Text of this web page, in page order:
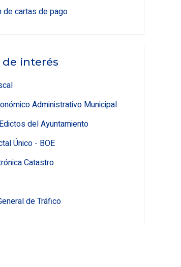
de cartas de pago
de interés
Administrativo Municipal
del Ayuntamiento
Único - BOE
Catastro
de Tráfico